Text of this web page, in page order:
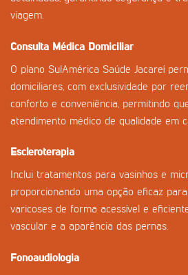
viagem.
Consulta Médica Domiciliar
O plano SulAmérica Saúde Jacareí
domiciliares, com exclusividade por
conforto e conveniência, permitindo
atendimento médico de qualidade em
Escleroterapia
Inclui tratamentos para vasinhos e
proporcionando uma opção eficaz
varicoses de forma acessível e
vascular e a aparência das pernas.
Fonoaudiologia